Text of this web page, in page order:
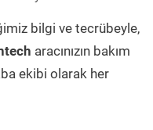
bilgi ve tecrübeyle,
aracınızın bakım
ekibi olarak her